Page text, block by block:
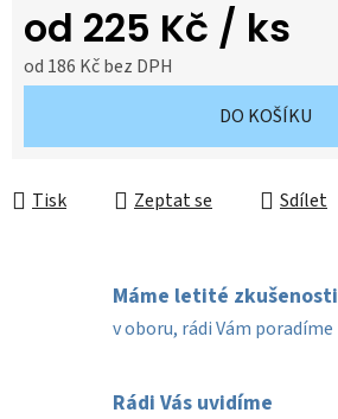
od 225 Kč / ks
od 186 Kčbez DPH
DO KOŠÍKU
Tisk Zeptat se Sdílet
Máme letité zkušenosti
v oboru, rádi Vám poradíme
Rádi Vás uvidíme